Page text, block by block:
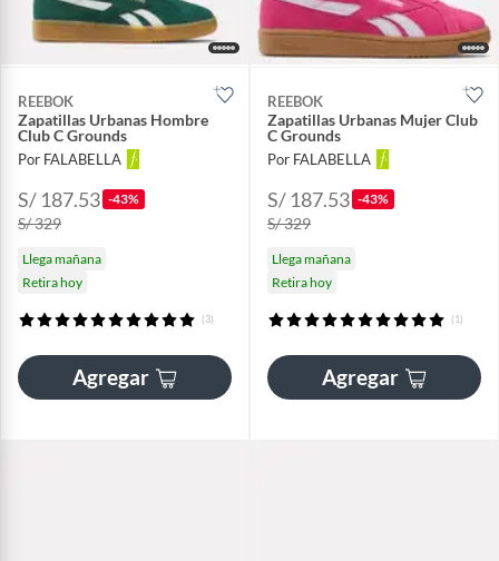
REEBOK
Zapatillas Urbanas Hombre
Club C Grounds
Por FALABELLA
S/ 187.53 -43%
S/ 329
Llega mañana
Retira hoy
(3)
Agregar
REEBOK
Zapatillas Urbanas Mujer Club
C Grounds
Por FALABELLA
S/ 187.53 -43%
S/ 329
Llega mañana
Retira hoy
(1)
Agregar